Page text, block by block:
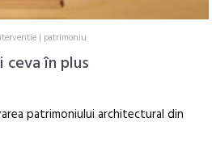
| patrimoniu
ceva în plus
patrimoniului architectural din